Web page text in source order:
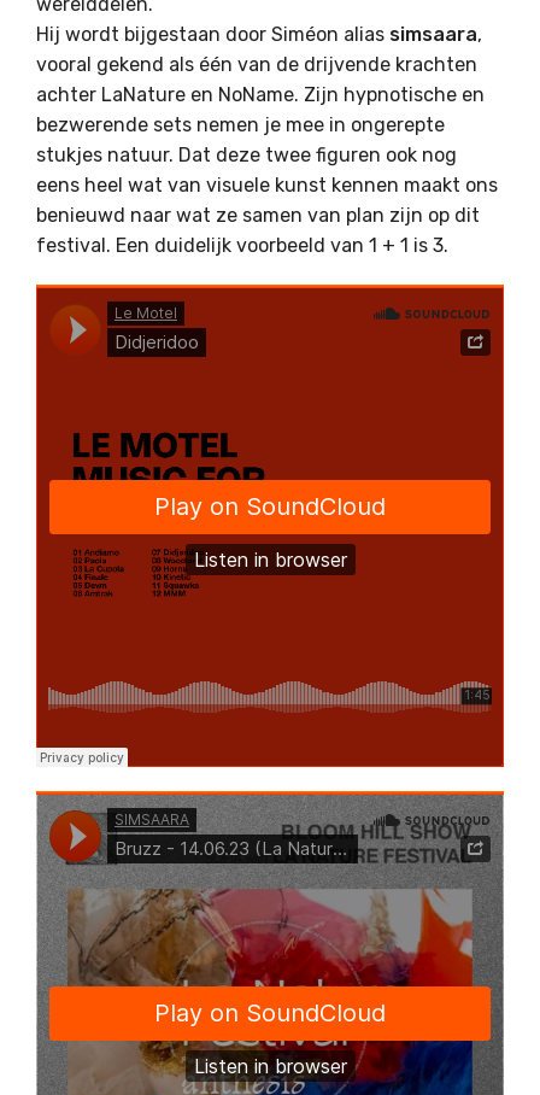
werelddelen.
Hij wordt bijgestaan door Siméon alias simsaara,
vooral gekend als één van de drijvende krachten
achter LaNature en NoName. Zijn hypnotische en
bezwerende sets nemen je mee in ongerepte
stukjes natuur. Dat deze twee figuren ook nog
eens heel wat van visuele kunst kennen maakt ons
benieuwd naar wat ze samen van plan zijn op dit
festival. Een duidelijk voorbeeld van 1 + 1 is 3.